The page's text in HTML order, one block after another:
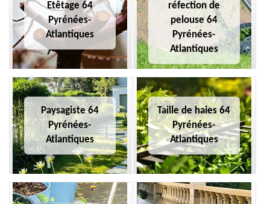
Etêtage 64
Pyrénées-
Atlantiques
réfection de
pelouse 64
Pyrénées-
Atlantiques
Paysagiste 64
Pyrénées-
Atlantiques
Taille de haies 64
Pyrénées-
Atlantiques